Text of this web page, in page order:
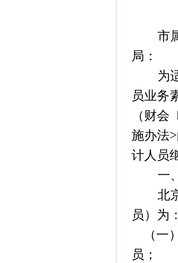
市
局：
为
员业务
（财会
施办法>
计人员
一
北
员）为：
（
员；